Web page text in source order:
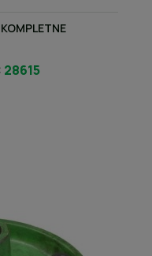
28615